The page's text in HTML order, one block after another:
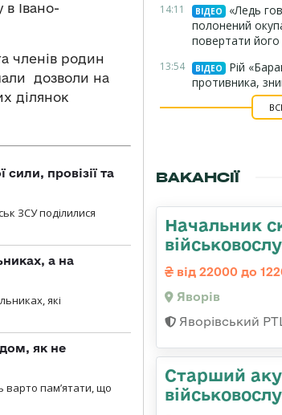
Івано-
членів родин
дозволи на
ділянок
провізії та
ЗСУ поділилися
а на
які
як не
варто пам’ятати, що
14:11 ВІДЕО
«Ледь
полонений
повертати
13:54 ВІДЕО
Рій
противника,
ВАКАНСІЇ
Начальник
від 22000 до
Яворів
Яворівський
Старший